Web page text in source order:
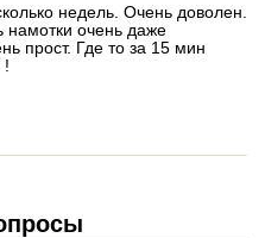
недель. Очень доволен.
намотки очень даже
прост. Где то за 15 мин
!